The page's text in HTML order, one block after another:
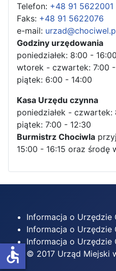
Telefon: +48 91 5622001
Faks: +48 91 5622076
e-mail:
Godziny urzędowania
poniedziałek: 8:00 - 16:00
wtorek - czwartek: 7:00 -
piątek: 6:00 - 14:00
Kasa Urzędu czynna
poniedziałek - czwartek:
piątek: 7:00 - 12:30
Burmistrz Chociwla
15:00 - 16:15 oraz środę
Informacja o Urzędzie
Informacja o Urzędzie
Informacja o
© 2017 Urząd Miejski
accessible